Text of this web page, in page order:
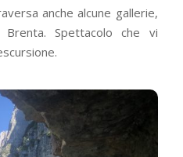
anche alcune gallerie,
Spettacolo che vi